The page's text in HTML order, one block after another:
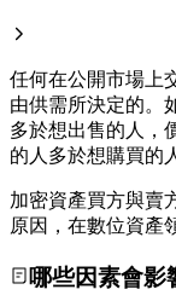
任何在公開市場上
由供需所決定的。
多於想出售的人，
的人多於想購買的
加密資產買方與賣
原因，在數位資產
哪些因素會影